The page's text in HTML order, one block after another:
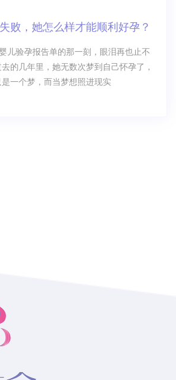
败，她怎么样才能顺利好孕？
儿验孕报告单的那一刻，眼泪再也止不
的几年里，她无数次梦到自己怀孕了，
一个梦，而当梦想照进现实